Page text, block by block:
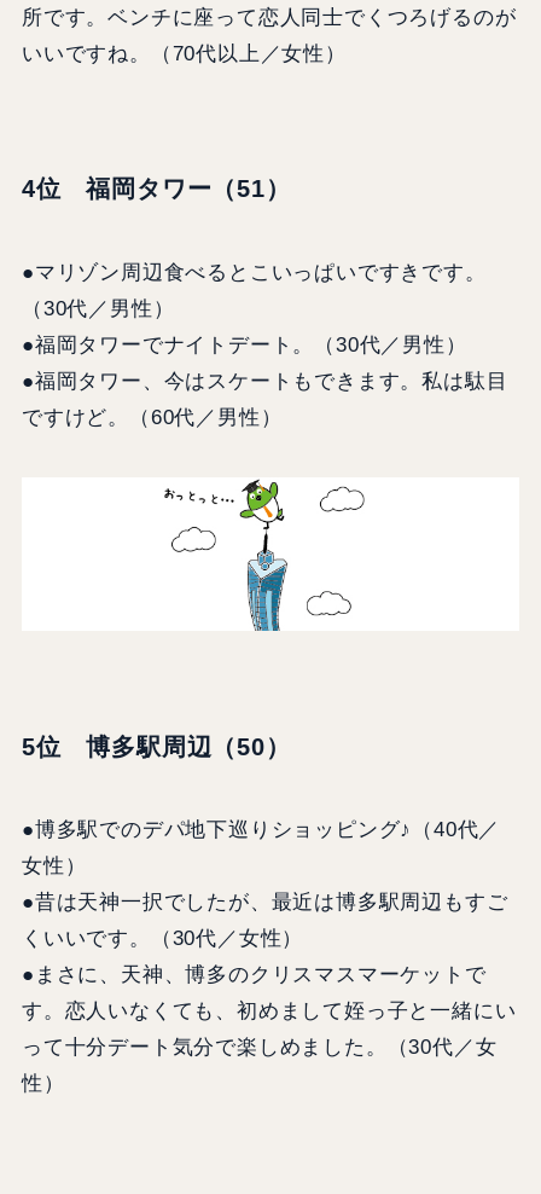
所です。ベンチに座って恋人同士でくつろげるのが
いいですね。（70代以上／女性）
4位 福岡タワー（51）
●マリゾン周辺食べるとこいっぱいですきです。
（30代／男性）
●福岡タワーでナイトデート。（30代／男性）
●福岡タワー、今はスケートもできます。私は駄目
ですけど。（60代／男性）
5位 博多駅周辺（50）
●博多駅でのデパ地下巡りショッピング♪（40代／
女性）
●昔は天神一択でしたが、最近は博多駅周辺もすご
くいいです。（30代／女性）
●まさに、天神、博多のクリスマスマーケットで
す。恋人いなくても、初めまして姪っ子と一緒にい
って十分デート気分で楽しめました。（30代／女
性）